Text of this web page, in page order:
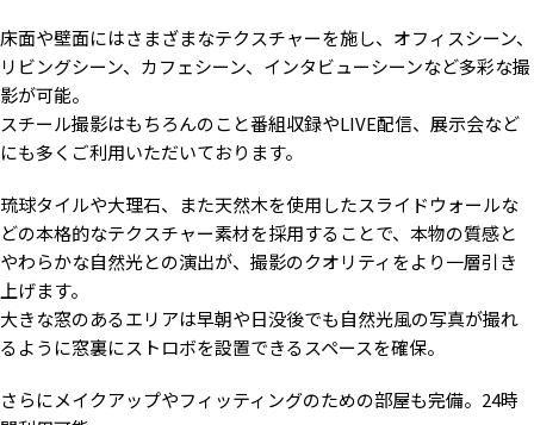
対談シーン 実績多数ありの番組収録
自然光の入る小窓 可動壁を背景に サンルームでのカフェシーン
床面や壁面にはさまざまなテクスチャーを施し、オフィスシーン、
リビングシーン、カフェシーン、インタビューシーンなど多彩な撮
影が可能。
スチール撮影はもちろんのこと番組収録やLIVE配信、展示会など
にも多くご利用いただいております。
琉球タイルや大理石、また天然木を使用したスライドウォールな
どの本格的なテクスチャー素材を採用することで、本物の質感と
やわらかな自然光との演出が、撮影のクオリティをより一層引き
上げます。
大きな窓のあるエリアは早朝や日没後でも自然光風の写真が撮れ
るように窓裏にストロボを設置できるスペースを確保。
さらにメイクアップやフィッティングのための部屋も完備。24時